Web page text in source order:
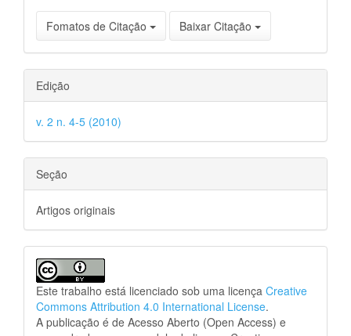
Fomatos de Citação Baixar Citação
Edição
v. 2 n. 4-5 (2010)
Seção
Artigos originais
Este trabalho está licenciado sob uma licença Creative
Commons Attribution 4.0 International License.
A publicação é de Acesso Aberto (Open Access) e